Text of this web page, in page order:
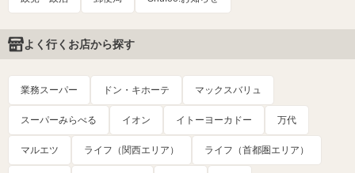
よく行くお店から探す
業務スーパー ドン・キホーテ マックスバリュ
スーパーみらべる イオン イトーヨーカドー 万代
マルエツ ライフ（関西エリア） ライフ（首都圏エリア）